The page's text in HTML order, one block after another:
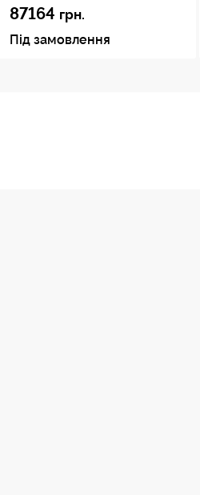
87164 грн.
Під замовлення